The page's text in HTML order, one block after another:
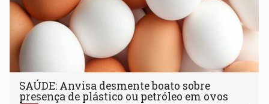
SAÚDE: Anvisa desmente boato sobre
presença de plástico ou petróleo em ovos